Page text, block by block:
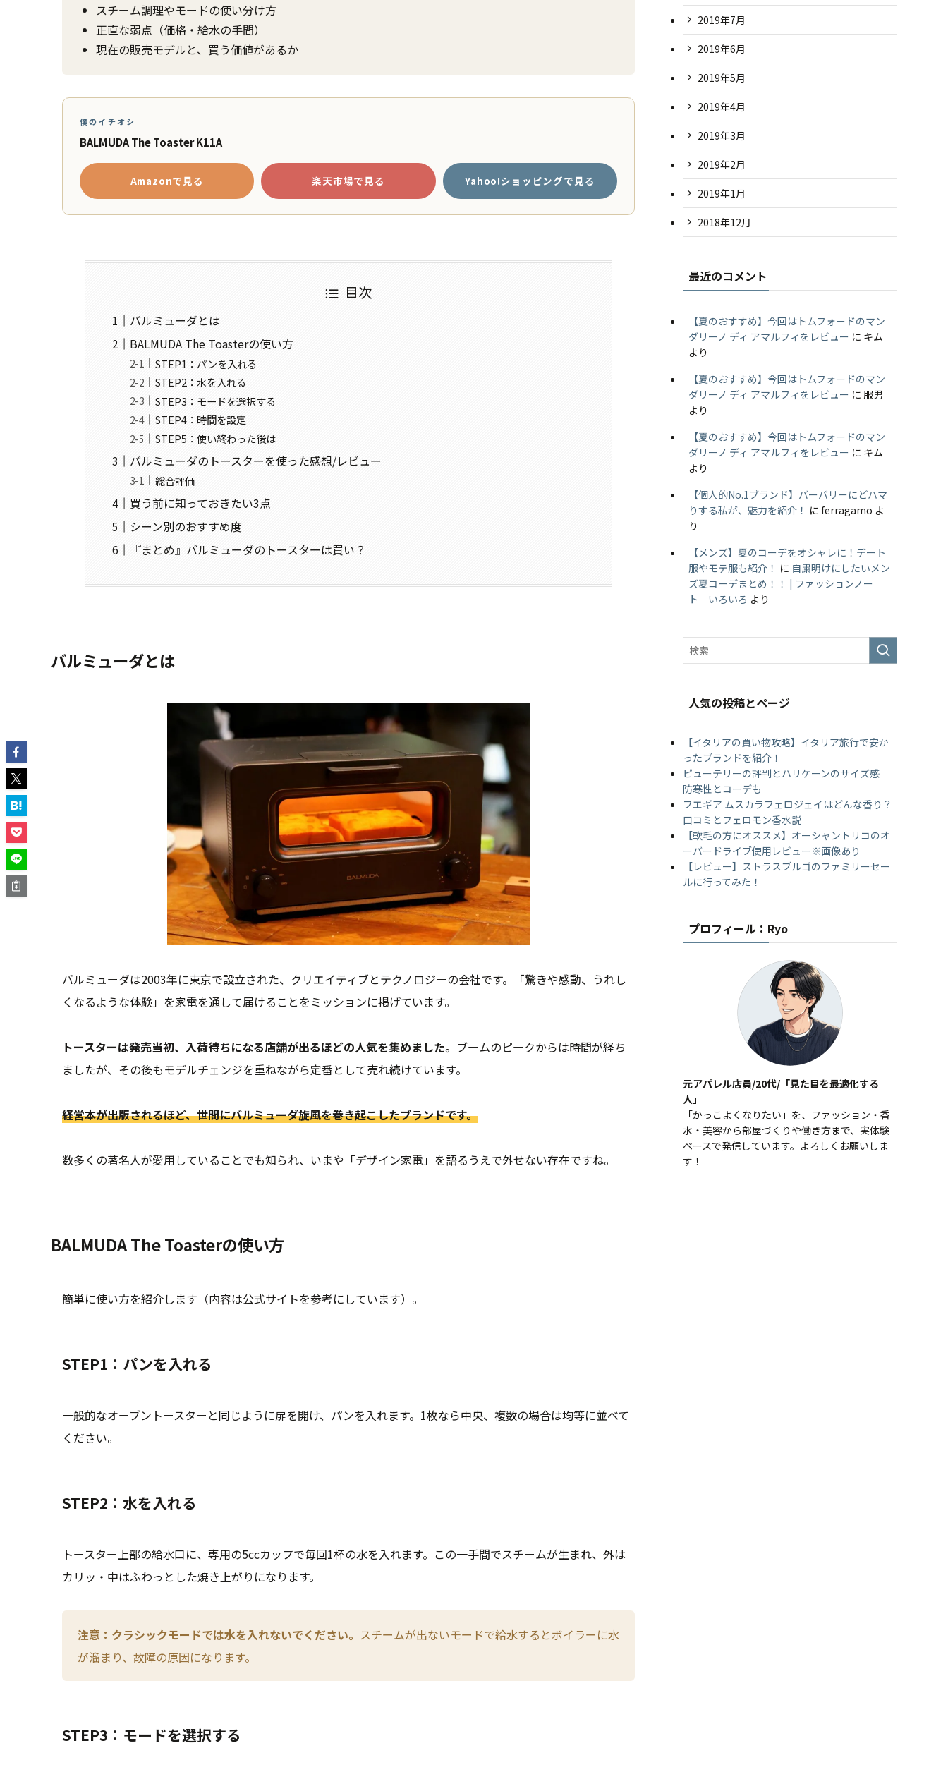
スチーム調理やモードの使い分け方
正直な弱点（価格・給水の手間）
現在の販売モデルと、買う価値があるか
僕のイチオシ
BALMUDA The Toaster K11A
Amazonで見る 楽天市場で見る Yahoo!ショッピングで見る
目次
バルミューダとは
BALMUDA The Toasterの使い方
STEP1：パンを入れる
STEP2：水を入れる
STEP3：モードを選択する
STEP4：時間を設定
STEP5：使い終わった後は
バルミューダのトースターを使った感想/レビュー
総合評価
買う前に知っておきたい3点
シーン別のおすすめ度
『まとめ』バルミューダのトースターは買い？
バルミューダとは
バルミューダは2003年に東京で設立された、クリエイティブとテクノロジーの会社です。「驚きや感動、うれし
くなるような体験」を家電を通して届けることをミッションに掲げています。
トースターは発売当初、入荷待ちになる店舗が出るほどの人気を集めました。 ブームのピークからは時間が経ち
ましたが、その後もモデルチェンジを重ねながら定番として売れ続けています。
経営本が出版されるほど、世間にバルミューダ旋風を巻き起こしたブランドです。
数多くの著名人が愛用していることでも知られ、いまや「デザイン家電」を語るうえで外せない存在ですね。
BALMUDA The Toasterの使い方
簡単に使い方を紹介します（内容は公式サイトを参考にしています）。
STEP1：パンを入れる
一般的なオーブントースターと同じように扉を開け、パンを入れます。1枚なら中央、複数の場合は均等に並べて
ください。
STEP2：水を入れる
トースター上部の給水口に、専用の5ccカップで毎回1杯の水を入れます。この一手間でスチームが生まれ、外は
カリッ・中はふわっとした焼き上がりになります。
注意：クラシックモードでは水を入れないでください。 スチームが出ないモードで給水するとボイラーに水
が溜まり、故障の原因になります。
STEP3：モードを選択する
2019年7月
2019年6月
2019年5月
2019年4月
2019年3月
2019年2月
2019年1月
2018年12月
最近のコメント
【夏のおすすめ】今回はトムフォードのマン
ダリーノ ディ アマルフィをレビュー に キム
より
【夏のおすすめ】今回はトムフォードのマン
ダリーノ ディ アマルフィをレビュー に 服男
より
【夏のおすすめ】今回はトムフォードのマン
ダリーノ ディ アマルフィをレビュー に キム
より
【個人的No.1ブランド】バーバリーにどハマ
りする私が、魅力を紹介！ に ferragamo よ
り
【メンズ】夏のコーデをオシャレに！デート
服やモテ服も紹介！ に 自粛明けにしたいメン
ズ夏コーデまとめ！！ | ファッションノー
ト いろいろ より
人気の投稿とページ
【イタリアの買い物攻略】イタリア旅行で安か
ったブランドを紹介！
ピューテリーの評判とハリケーンのサイズ感｜
防寒性とコーデも
フエギア ムスカラフェロジェイはどんな香り？
口コミとフェロモン香水説
【軟毛の方にオススメ】オーシャントリコのオ
ーバードライブ使用レビュー※画像あり
【レビュー】ストラスブルゴのファミリーセー
ルに行ってみた！
プロフィール：Ryo
元アパレル店員/20代/「見た目を最適化する
人」
「かっこよくなりたい」を、ファッション・香
水・美容から部屋づくりや働き方まで、実体験
ベースで発信しています。よろしくお願いしま
す！